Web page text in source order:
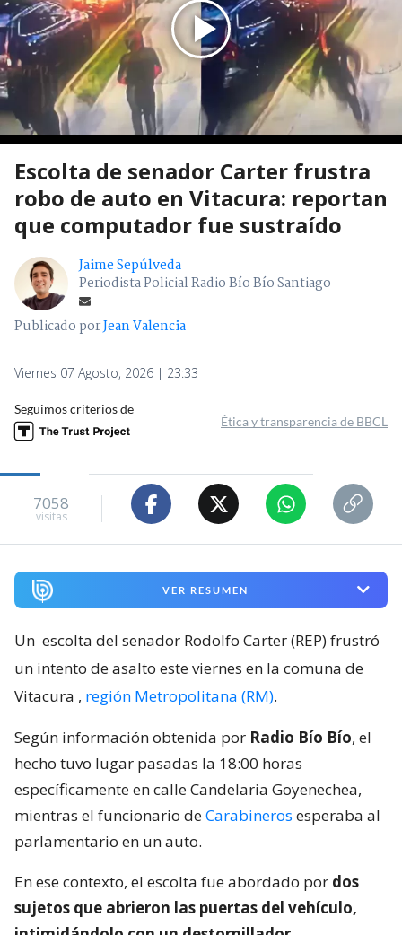
Escolta de senador Carter frustra
robo de auto en Vitacura: reportan
que computador fue sustraído
Jaime Sepúlveda
Periodista Policial Radio Bío Bío Santiago
Publicado porJean Valencia
Viernes 07 Agosto, 2026 | 23:33
Seguimos criterios de
Ética y transparencia de BBCL
7058
visitas
VER RESUMEN
Un escolta del senador Rodolfo Carter (REP) frustró
un intento de asalto este viernes en la comuna de
Vitacura , región Metropolitana (RM).
Según información obtenida por Radio Bío Bío, el
hecho tuvo lugar pasadas la 18:00 horas
específicamente en calle Candelaria Goyenechea,
mientras el funcionario deCarabineros esperaba al
parlamentario en un auto.
En ese contexto, el escolta fue abordado por dos
sujetos que abrieron las puertas del vehículo,